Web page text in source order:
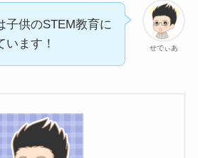
せでぃあ
子供のSTEM教育に
います！